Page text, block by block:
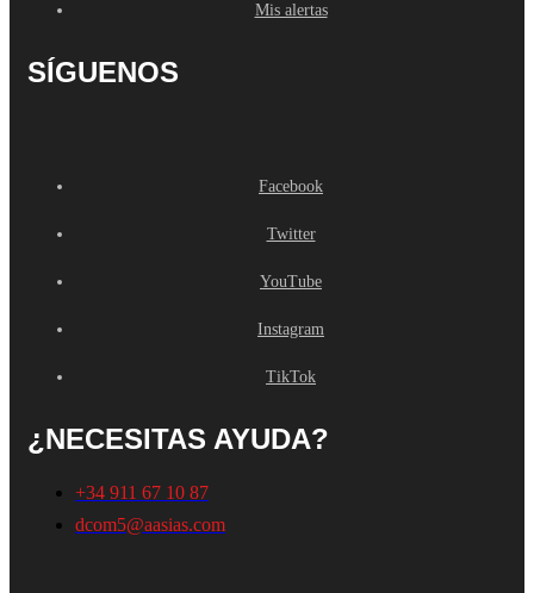
Mis alertas
SÍGUENOS
Facebook
Twitter
YouTube
Instagram
TikTok
¿NECESITAS AYUDA?
+34 911 67 10 87
dcom5@aasias.com